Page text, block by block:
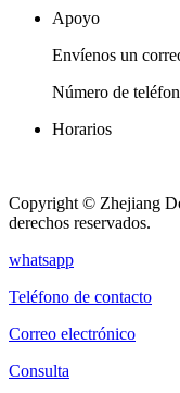
Apoyo
Envíenos un
Número de
Horarios
Copyright © Zhejiang
derechos reservados.
whatsapp
Teléfono de contacto
Correo electrónico
Consulta